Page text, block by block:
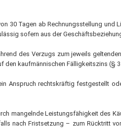
30 Tagen ab Rechnungsstellung und
sofern aus der
des Verzugs zum jeweils
den kaufmännischen Fälligkeitszins (§
Anspruch rechtskräftig festgestellt
mangelnde Leistungsfähigkeit des
nach Fristsetzung – zum Rücktritt